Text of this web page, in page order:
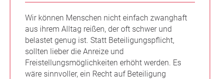
Wir können Menschen nicht einfach zwanghaft
aus ihrem Alltag reißen, der oft schwer und
belastet genug ist. Statt Beteiligungspflicht,
sollten lieber die Anreize und
Freistellungsmöglichkeiten erhöht werden. Es
wäre sinnvoller, ein Recht auf Beteiligung